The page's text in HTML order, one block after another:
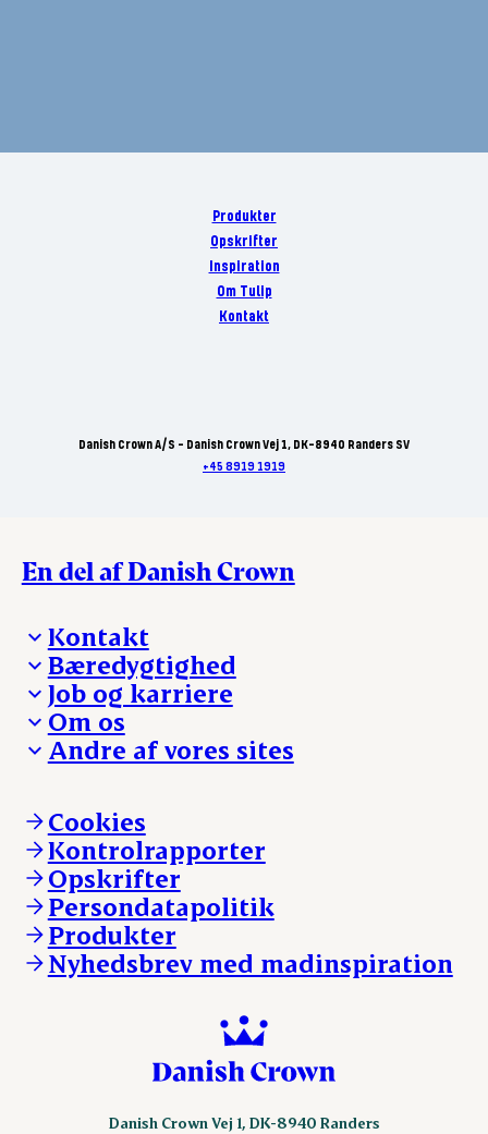
Produkter
Opskrifter
Inspiration
Om Tulip
Kontakt
Danish Crown A/S - Danish Crown Vej 1, DK-8940 Randers SV
+45 8919 1919
En del af Danish Crown
Kontakt
Besøg Danish Crown
Presse og nyheder
Reklamationer
Whistleblower
Øvrige henvendelser
Bæredygtighed
Fra jord til bord
Hverdagen
Ansvarlighed og nøgletal
Job og karriere
Arbejd med os
Ledige stillinger
Om os
Hvem er vi
Vores resultater
Vores lokationer
Kontakt
Andre af vores sites
Andelsejere - kreatur
Danishcrownprofessional.com
DAT-Schaub.com
ESS-FOOD.com
Fonden Dansk Gastronomi
KLS.se
nordicspoor.com
Scanhide.dk
Cookies
Kontrolrapporter
Opskrifter
Persondatapolitik
Produkter
Nyhedsbrev med madinspiration
Danish Crown Vej 1, DK-8940 Randers